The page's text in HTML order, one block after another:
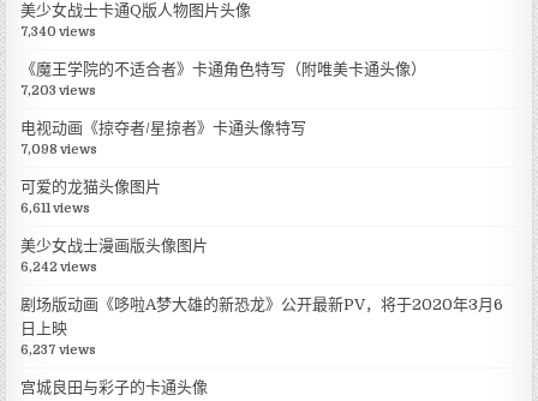
美少女战士卡通Q版人物图片头像
7,340 views
《魔王学院的不适合者》卡通角色特写（附唯美卡通头像）
7,203 views
电视动画《掠夺者/星掠者》卡通头像特写
7,098 views
可爱的龙猫头像图片
6,611 views
美少女战士漫画版头像图片
6,242 views
剧场版动画《哆啦A梦大雄的新恐龙》公开最新PV，将于2020年3月6
日上映
6,237 views
宫城良田与彩子的卡通头像